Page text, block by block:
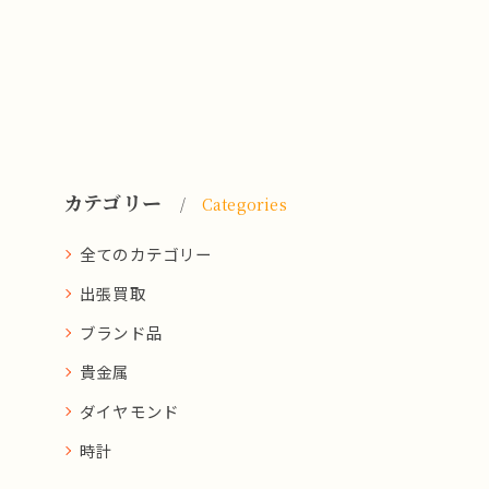
カテゴリー Categories
全てのカテゴリー
出張買取
ブランド品
貴金属
ダイヤモンド
時計